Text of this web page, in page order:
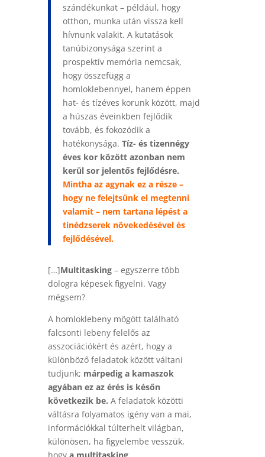
szándékunkat – például, hogy
otthon, munka után vissza kell
hívnunk valakit. A kutatások
tanúbizonysága szerint a
prospektív memória nemcsak,
hogy összefügg a
homloklebennyel, hanem éppen
hat- és tízéves korunk között, majd
a húszas éveinkben fejlődik
tovább, és fokozódik a
hatékonysága. Tíz- és tizennégy
éves kor között azonban nem
kerül sor jelentős fejlődésre.
Mintha az agynak ez a része –
hogy ne felejtsünk el megtenni
valamit – nem tartana lépést a
tinédzserek növekedésével és
fejlődésével.
[…]Multitasking– egyszerre több
dologra képesek figyelni. Vagy
mégsem?
A homloklebeny mögött található
falcsonti lebeny felelős az
asszociációkért és azért, hogy a
különböző feladatok között váltani
tudjunk; márpedig a kamaszok
agyában ez az érés is későn
következik be. A feladatok közötti
váltásra folyamatos igény van a mai,
információkkal túlterhelt világban,
különösen, ha figyelembe vesszük,
hogy a multitasking